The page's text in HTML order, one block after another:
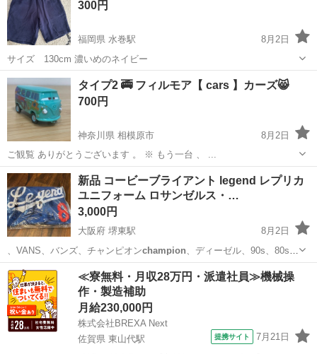
対面がいい人はご連絡の際 対面がい...
300円
福岡県 水巻駅
8月2日
サイズ 130cm 濃いめのネイビー
福岡 遠賀郡 水巻駅
タイプ2 🚎 フィルモア【 cars 】カーズ😸
700円
神奈川県 相模原市
8月2日
ご観覧 ありがとうございます 。 ※ もう一台 、 ...
神奈川 相模原市 ミニカー フィルモア
新品 コービーブライアント legend レプリカ
ユニフォーム ロサンゼルス・…
3,000円
大阪府 堺東駅
8月2日
、VANS、バンズ、チャンピオンchampion、ディーゼル、90s、80s、
k…大阪 堺市 堺東駅 野球
≪寮無料・月収28万円・派遣社員≫機械操
作・製造補助
月給230,000円
株式会社BREXA Next
佐賀県 東山代駅
提携サイト 7月21日